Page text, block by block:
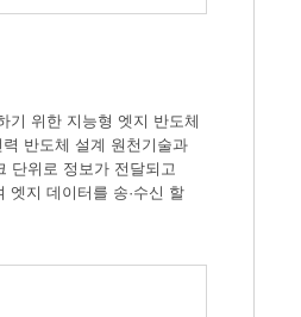
기 위한 지능형 엣지 반도체
반도체 설계 원천기술과
단위로 정보가 전달되고
엣지 데이터를 송·수신 할